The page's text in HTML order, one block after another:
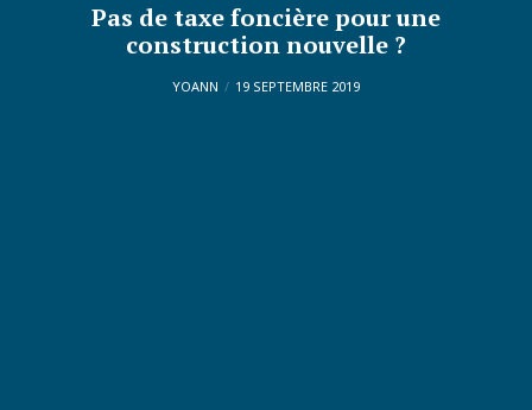
Pas de taxe foncière pour une
construction nouvelle ?
YOANN 19 SEPTEMBRE 2019